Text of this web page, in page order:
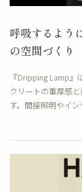
呼吸するよ
の空間づくり
『Dripping Lamp
クリートの重厚感
す。間接照明やイ